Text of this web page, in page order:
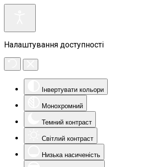
Налаштування доступності
Інвертувати кольори
Монохромний
Темний контраст
Світлий контраст
Низька насиченість